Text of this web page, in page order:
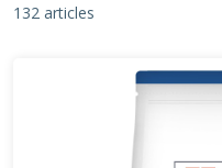
132 articles